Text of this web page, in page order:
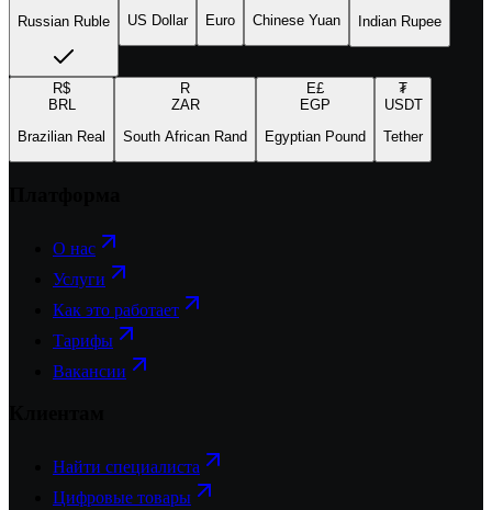
Russian Ruble
US Dollar
Euro
Chinese Yuan
Indian Rupee
R$
BRL
Brazilian Real
R
ZAR
South African Rand
E£
EGP
Egyptian Pound
₮
USDT
Tether
О нас
Услуги
Как это работает
Тарифы
Вакансии
Найти специалиста
Цифровые товары